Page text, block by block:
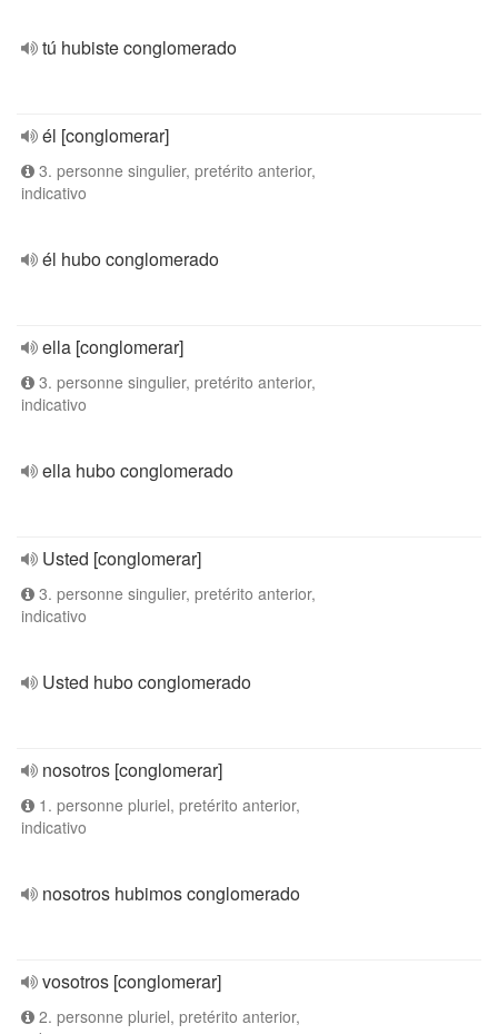
tú hubiste conglomerado
él [conglomerar]
3. personne singulier, pretérito anterior,
indicativo
él hubo conglomerado
ella [conglomerar]
3. personne singulier, pretérito anterior,
indicativo
ella hubo conglomerado
Usted [conglomerar]
3. personne singulier, pretérito anterior,
indicativo
Usted hubo conglomerado
nosotros [conglomerar]
1. personne pluriel, pretérito anterior,
indicativo
nosotros hubimos conglomerado
vosotros [conglomerar]
2. personne pluriel, pretérito anterior,